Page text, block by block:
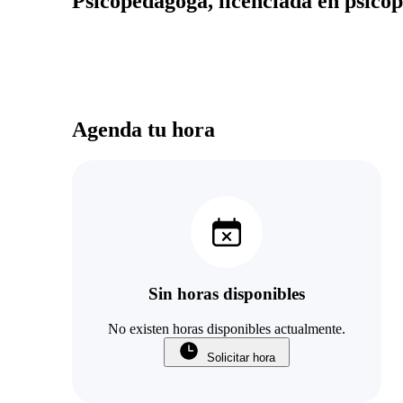
Agenda tu hora
Sin horas disponibles
No existen horas disponibles actualmente.
Solicitar hora